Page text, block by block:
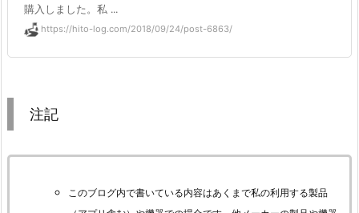
購入しました。私 ...
https://hito-log.com/2018/09/24/post-6863/
注記
このブログ内で書いている内容はあくまで私の利用する製品